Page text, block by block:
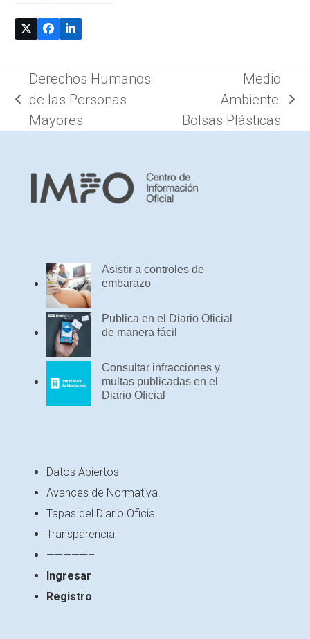
previous
post:
Derechos Humanos
de las Personas
Mayores
post:
Medio
Ambiente:
Bolsas Plásticas
Asistir a controles de
embarazo
Publica en el Diario Oficial
de manera fácil
Consultar infracciones y
multas publicadas en el
Diario Oficial
Datos Abiertos
Avances de Normativa
Tapas del Diario Oficial
Transparencia
—————–
Ingresar
Registro